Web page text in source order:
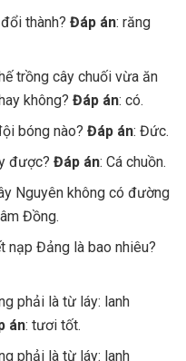
đổi thành?Đáp án: răng
trồng cây chuối vừa ăn
không?Đáp án: có.
bóng nào?Đáp án: Đức.
được?Đáp án: Cá chuồn.
Nguyên không có đường
Đồng.
Đảng là bao nhiêu?
phải là từ láy: lanh
án: tươi tốt.
phải là từ láy: lanh